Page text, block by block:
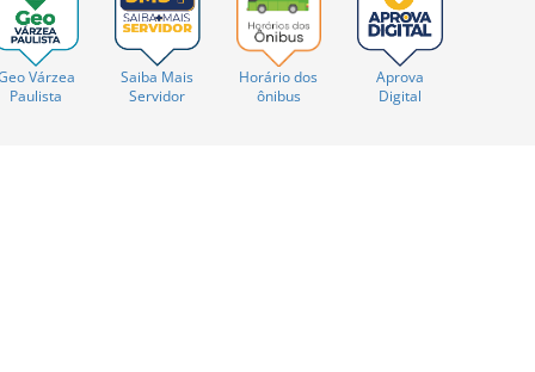
Várzea
Paulista
Saiba Mais
Servidor
Horário dos
ônibus
Aprova
Digital